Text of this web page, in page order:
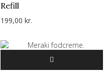
Refill
199,00 kr.